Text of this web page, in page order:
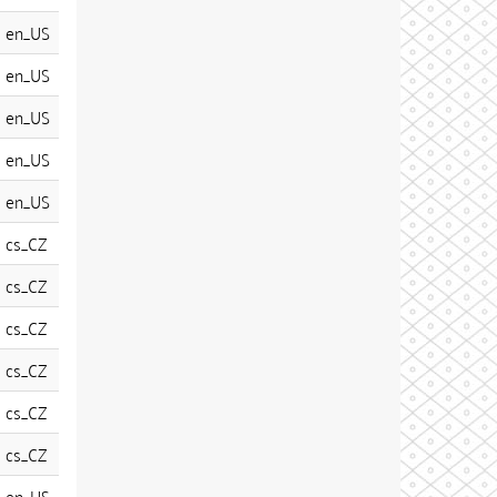
en_US
en_US
en_US
en_US
en_US
cs_CZ
cs_CZ
cs_CZ
cs_CZ
cs_CZ
cs_CZ